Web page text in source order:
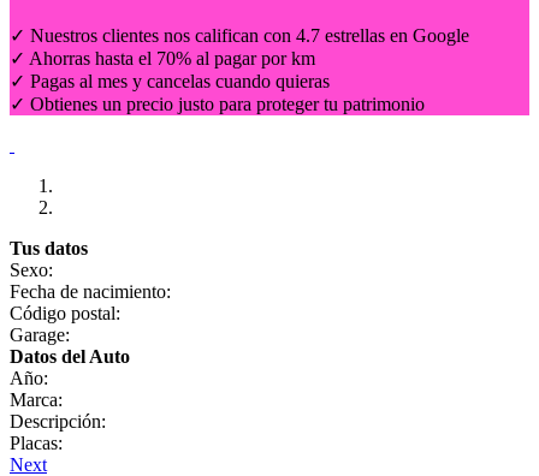
✓ Nuestros clientes nos califican con 4.7 estrellas en Google
✓ Ahorras hasta el 70% al pagar por km
✓ Pagas al mes y cancelas cuando quieras
✓ Obtienes un precio justo para proteger tu patrimonio
Tus datos
Sexo:
Fecha de nacimiento:
Código postal:
Garage:
Datos del Auto
Año:
Marca:
Descripción:
Placas:
Next